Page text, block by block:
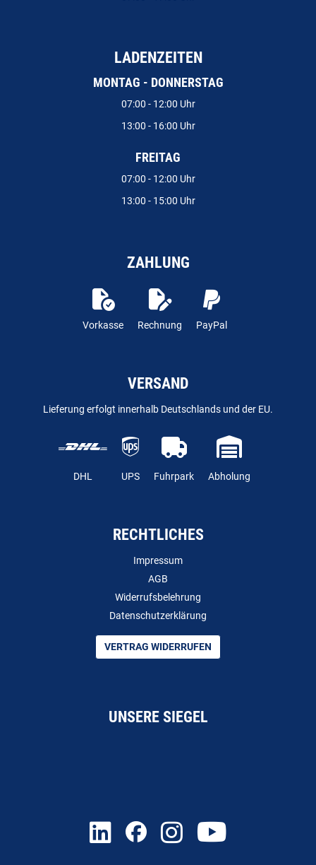
LADENZEITEN
MONTAG - DONNERSTAG
07:00 - 12:00 Uhr
13:00 - 16:00 Uhr
FREITAG
07:00 - 12:00 Uhr
13:00 - 15:00 Uhr
ZAHLUNG
Vorkasse Rechnung PayPal
VERSAND
Lieferung erfolgt innerhalb Deutschlands und der EU.
DHL UPS Fuhrpark Abholung
RECHTLICHES
Impressum
AGB
Widerrufsbelehrung
Datenschutzerklärung
VERTRAG WIDERRUFEN
UNSERE SIEGEL